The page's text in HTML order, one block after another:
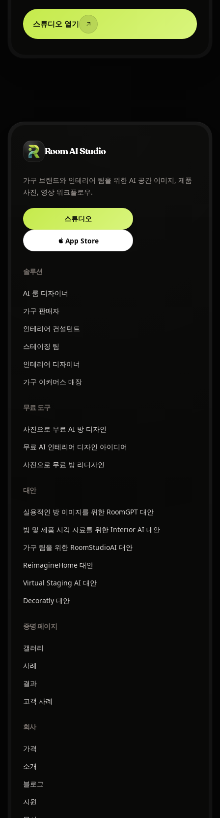
스튜디오 열기
Room AI Studio
가구 브랜드와 인테리어 팀을 위한 AI 공간 이미지, 제품
사진, 영상 워크플로우.
스튜디오
App Store
솔루션
AI 룸 디자이너
가구 판매자
인테리어 컨설턴트
스테이징 팀
인테리어 디자이너
가구 이커머스 매장
무료 도구
사진으로 무료 AI 방 디자인
무료 AI 인테리어 디자인 아이디어
사진으로 무료 방 리디자인
대안
실용적인 방 이미지를 위한 RoomGPT 대안
방 및 제품 시각 자료를 위한 Interior AI 대안
가구 팀을 위한 RoomStudioAI 대안
ReimagineHome 대안
Virtual Staging AI 대안
Decoratly 대안
증명 페이지
갤러리
사례
결과
고객 사례
회사
가격
소개
블로그
지원